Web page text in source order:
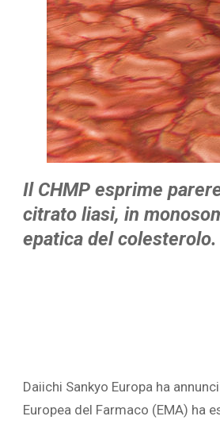
Il CHMP esprime
citrato liasi, in
epatica del colesterolo.
Daiichi Sankyo Europa ha
Europea del Farmaco (EMA) ha